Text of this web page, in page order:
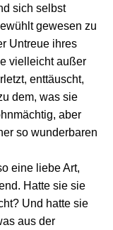
sich selbst
gewesen zu
Untreue ihres
vielleicht außer
enttäuscht,
dem, was sie
aber
so wunderbaren
eine liebe Art,
Hatte sie sie
Und hatte sie
aus der